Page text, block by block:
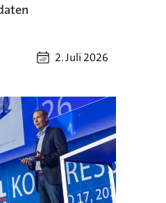
2. Juli 2026